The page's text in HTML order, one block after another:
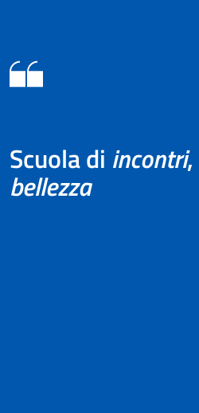
Scuola di incontri,
bellezza